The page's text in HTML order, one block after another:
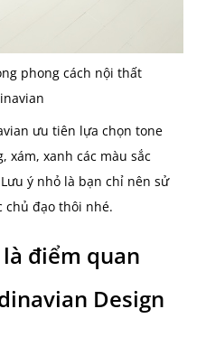
phong cách nội thất
ưu tiên lựa chọn tone
xám, xanh các màu sắc
ý nhỏ là bạn chỉ nên sử
chủ đạo thôi nhé.
điểm quan
Design